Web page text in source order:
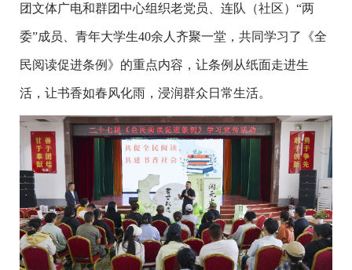
团文体广电和群团中心组织老党员、连队（社区）“两
委”成员、青年大学生40余人齐聚一堂，共同学习了《全
民阅读促进条例》的重点内容，让条例从纸面走进生
活，让书香如春风化雨，浸润群众日常生活。